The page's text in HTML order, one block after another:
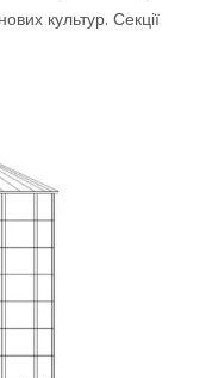
культур. Секції